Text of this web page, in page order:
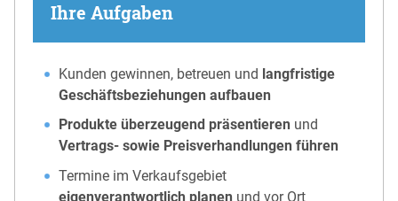
Ihre Aufgaben
Kunden gewinnen, betreuen und langfristige
Geschäftsbeziehungen aufbauen
Produkte überzeugend präsentieren und
Vertrags- sowie Preisverhandlungen führen
Termine im Verkaufsgebiet
eigenverantwortlich planen und vor Ort